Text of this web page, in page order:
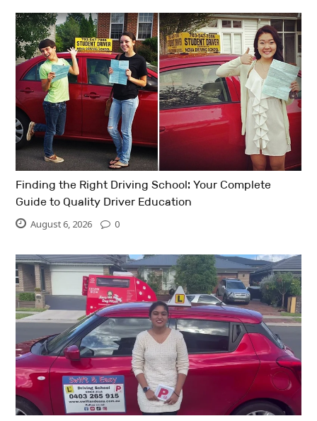
Finding the Right Driving School: Your Complete
Guide to Quality Driver Education
August 6, 2026 0